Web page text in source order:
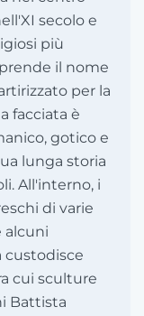
secolo e
più
il nome
per la
facciata è
gotico e
lunga storia
All'interno, i
di varie
alcuni
custodisce
cui sculture
Battista